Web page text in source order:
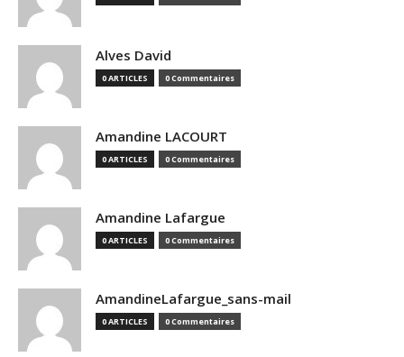
Alves David
0 ARTICLES 0 Commentaires
Amandine LACOURT
0 ARTICLES 0 Commentaires
Amandine Lafargue
0 ARTICLES 0 Commentaires
AmandineLafargue_sans-mail
0 ARTICLES 0 Commentaires